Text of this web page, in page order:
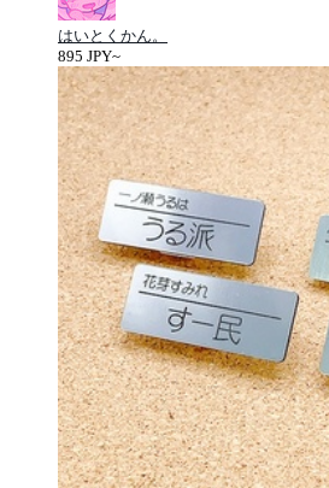
はいとくかん。
895 JPY~